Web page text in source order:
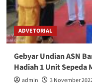
ADVETORIAL
Gebyar Undian ASN
Hadiah 1 Unit Sepeda
admin
3 November